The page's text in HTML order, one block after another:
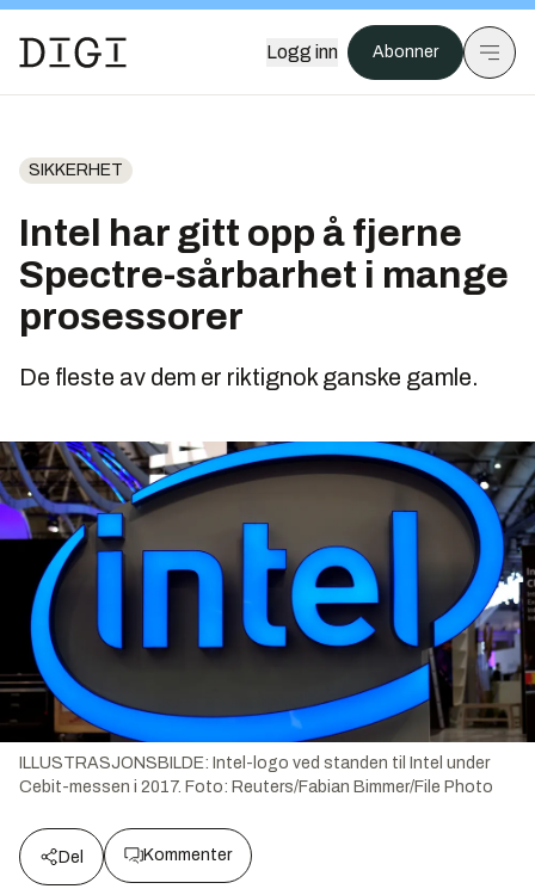
Logg inn Abonner
SIKKERHET
Intel har gitt opp å fjerne
Spectre-sårbarhet i mange
prosessorer
De fleste av dem er riktignok ganske gamle.
ILLUSTRASJONSBILDE: Intel-logo ved standen til Intel under
Cebit-messen i 2017. Foto: Reuters/Fabian Bimmer/File Photo
Del Kommenter